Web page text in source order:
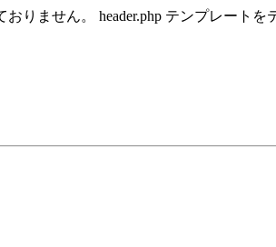
りません。 header.php テンプレート